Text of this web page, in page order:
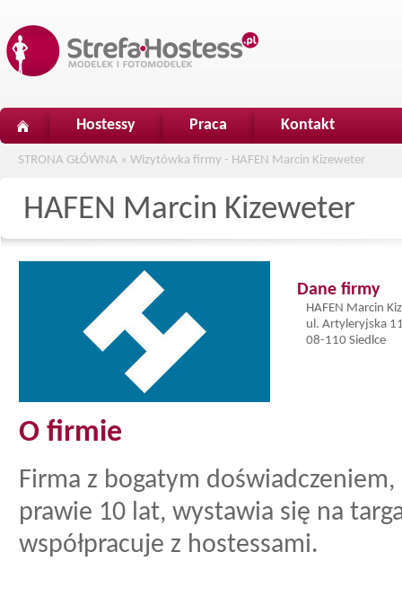
Hostessy Praca Kontakt
STRONA GŁÓWNA » Wizytówka firmy - HAFEN Marcin Kizeweter
HAFEN Marcin Kizeweter
Dane firmy
HAFEN Marcin
ul. Artyleryjska
08-110 Siedlce
O firmie
Firma z bogatym
prawie 10 lat, wystawia się na
współpracuje z hostessami.